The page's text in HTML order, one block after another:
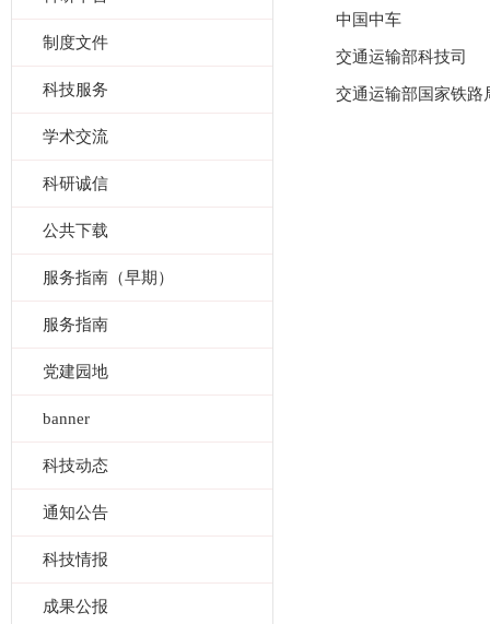
制度文件
科技服务
学术交流
科研诚信
公共下载
服务指南（早期）
服务指南
党建园地
banner
科技动态
通知公告
科技情报
成果公报
中国中车
交通运输部科技司
交通运输部国家铁路